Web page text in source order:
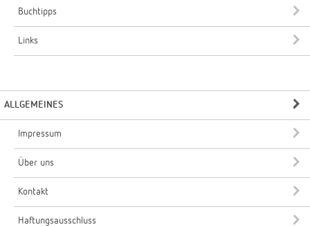
Buchtipps
Links
ALLGEMEINES
Impressum
Über uns
Kontakt
Haftungsausschluss